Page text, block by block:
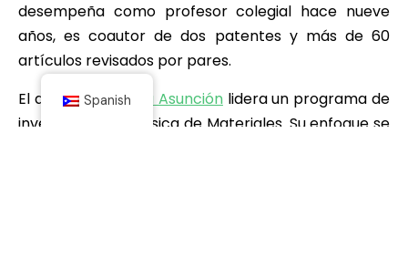
desempeña como profesor colegial hace nueve
años, es coautor de dos patentes y más de 60
artículos revisados por pares.
El doctorRúa de la Asunciónlidera un programa de
investigación en Física de Materiales. Su enfoque se
Spanish